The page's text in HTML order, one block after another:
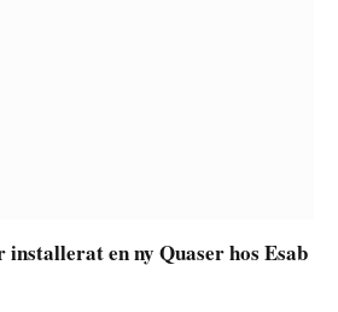
en ny Quaser hos Esab